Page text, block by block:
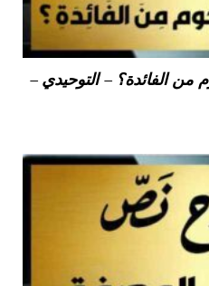
الفائدة؟ – التوحيدي –